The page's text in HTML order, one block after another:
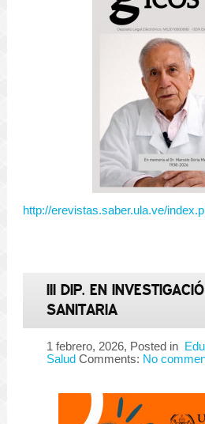
http://erevistas.saber.ula.ve/
III DIP. EN
SANITARIA
1 febrero, 2026, Posted in
Salud Comments: No